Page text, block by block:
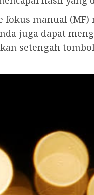
fokus manual
juga dapat
setengah